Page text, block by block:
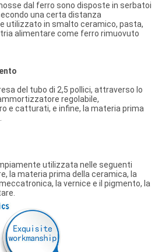
dal ferro sono disposte in serbatoi
una certa distanza
utilizzato in smalto ceramico, pasta,
alimentare come ferro rimuovuto
del tubo di 2,5 pollici, attraverso lo
regolabile,
e catturati, e infine, la materia prima
utilizzata nelle seguenti
la materia prima della ceramica, la
la vernice e il pigmento, la